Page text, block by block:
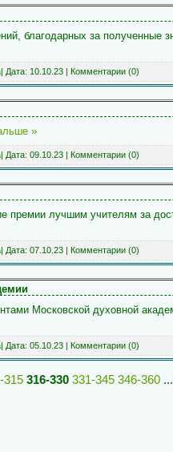
благодарных за полученные
| Дата: 10.10.23 | Комментарии (0)
»
| Дата: 09.10.23 | Комментарии (0)
премии лучшим учителям за
| Дата: 07.10.23 | Комментарии (0)
Московской духовной
| Дата: 05.10.23 | Комментарии (0)
315 316-330 331-345 346-360 ...